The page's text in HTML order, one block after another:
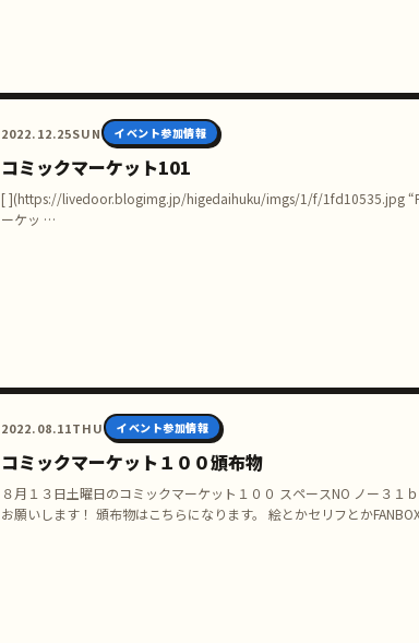
2022.12.25SUN イベント参加情報
コミックマーケット101
[ ](https://livedoor.blogimg.jp/higedaihuku/imgs/1/f/1fd10535.jpg
ーケッ …
2022.08.11THU イベント参加情報
コミックマーケット１００頒布物
８月１３日土曜日のコミックマーケット１００ スペースNO ノー３１
お願いします！ 頒布物はこちらになります。 絵とかセリフとか